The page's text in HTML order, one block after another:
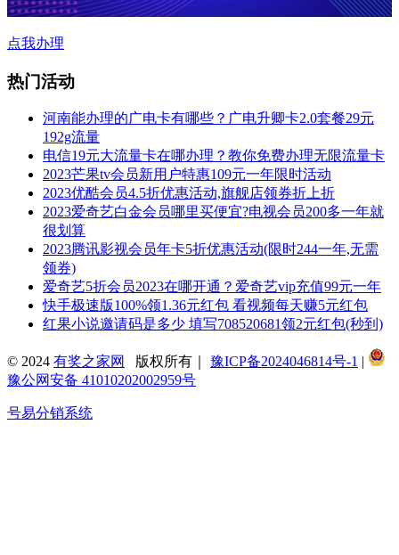
点我办理
热门活动
河南能办理的广电卡有哪些？广电升卿卡2.0套餐29元
192g流量
电信19元大流量卡在哪办理？教你免费办理无限流量卡
2023芒果tv会员新用户特惠109元一年限时活动
2023优酷会员4.5折优惠活动,旗舰店领券折上折
2023爱奇艺白金会员哪里买便宜?电视会员200多一年就
很划算
2023腾讯影视会员年卡5折优惠活动(限时244一年,无需
领券)
爱奇艺5折会员2023在哪开通？爱奇艺vip充值99元一年
快手极速版100%领1.36元红包 看视频每天赚5元红包
红果小说邀请码是多少 填写708520681领2元红包(秒到)
© 2024 有奖之家网 版权所有｜ 豫ICP备2024046814号-1 |
豫公网安备 41010202002959号
号易分销系统